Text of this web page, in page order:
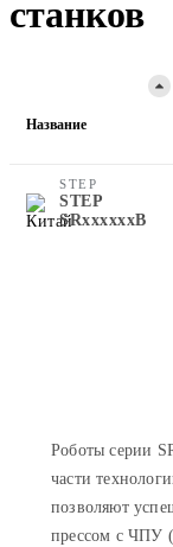
станков
Название
STEP
STEP
SRххххххВ
Роботы серии
части
позволяют
прессом с ЧПУ